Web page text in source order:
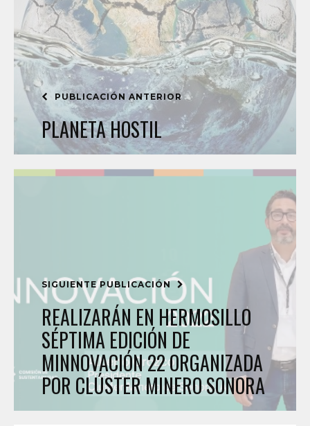
PUBLICACIÓN ANTERIOR
PLANETA HOSTIL
SIGUIENTE PUBLICACIÓN
REALIZARÁN EN HERMOSILLO
SÉPTIMA EDICIÓN DE
MINNOVACIÓN 22 ORGANIZADA
POR CLÚSTER MINERO SONORA